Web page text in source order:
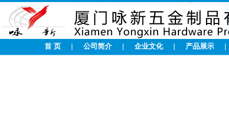
首 页 | 公司简介 | 企业文化 | 产品展示